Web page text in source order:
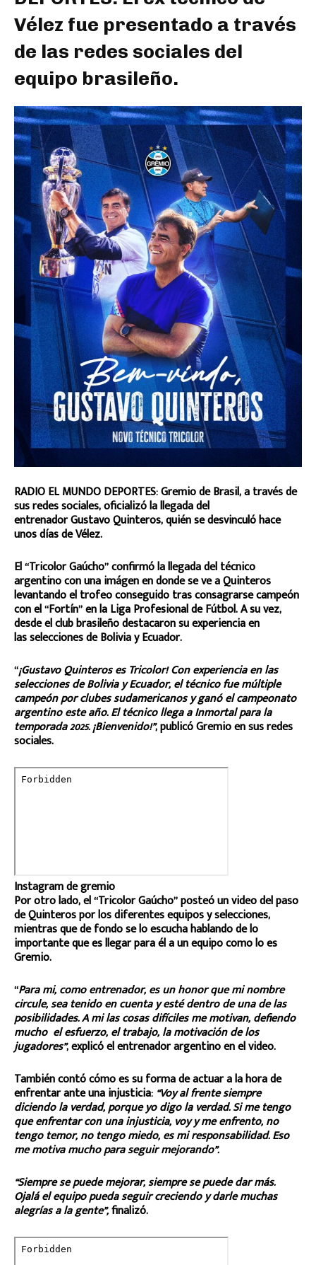
Vélez fue presentado a través
de las redes sociales del
equipo brasileño.
RADIO EL MUNDO DEPORTES: Gremio de Brasil, a través de
sus redes sociales, oficializó la llegada del
entrenador Gustavo Quinteros, quién se desvinculó hace
unos días de Vélez.
El “Tricolor Gaúcho” confirmó la llegada del técnico
argentino con una imágen en donde se ve a Quinteros
levantando el trofeo conseguido tras consagrarse campeón
con el “Fortín” en la Liga Profesional de Fútbol. A su vez,
desde el club brasileño destacaron su experiencia en
las selecciones de Bolivia y Ecuador.
“¡Gustavo Quinteros es Tricolor! Con experiencia en las
selecciones de Bolivia y Ecuador, el técnico fue múltiple
campeón por clubes sudamericanos y ganó el campeonato
argentino este año. El técnico llega a Inmortal para la
temporada 2025. ¡Bienvenido!”, publicó Gremio en sus redes
sociales.
Instagram de gremio
Por otro lado, el “Tricolor Gaúcho” posteó un video del paso
de Quinteros por los diferentes equipos y selecciones,
mientras que de fondo se lo escucha hablando de lo
importante que es llegar para él a un equipo como lo es
Gremio.
“Para mi, como entrenador, es un honor que mi nombre
circule, sea tenido en cuenta y esté dentro de una de las
posibilidades. A mi las cosas difíciles me motivan, defiendo
mucho el esfuerzo, el trabajo, la motivación de los
jugadores”, explicó el entrenador argentino en el video.
También contó cómo es su forma de actuar a la hora de
enfrentar ante una injusticia: “Voy al frente siempre
diciendo la verdad, porque yo digo la verdad. Si me tengo
que enfrentar con una injusticia, voy y me enfrento, no
tengo temor, no tengo miedo, es mi responsabilidad. Eso
me motiva mucho para seguir mejorando”.
“Siempre se puede mejorar, siempre se puede dar más.
Ojalá el equipo pueda seguir creciendo y darle muchas
alegrías a la gente”,finalizó.